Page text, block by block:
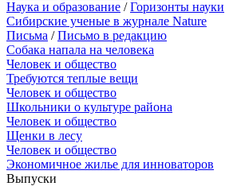
Наука и образование /Горизонты науки
Сибирские ученые в журнале Nature
Письма /Письмо в редакцию
Собака напала на человека
Человек и общество
Требуются теплые вещи
Человек и общество
Школьники о культуре района
Человек и общество
Щенки в лесу
Человек и общество
Экономичное жилье для инноваторов
Выпуски